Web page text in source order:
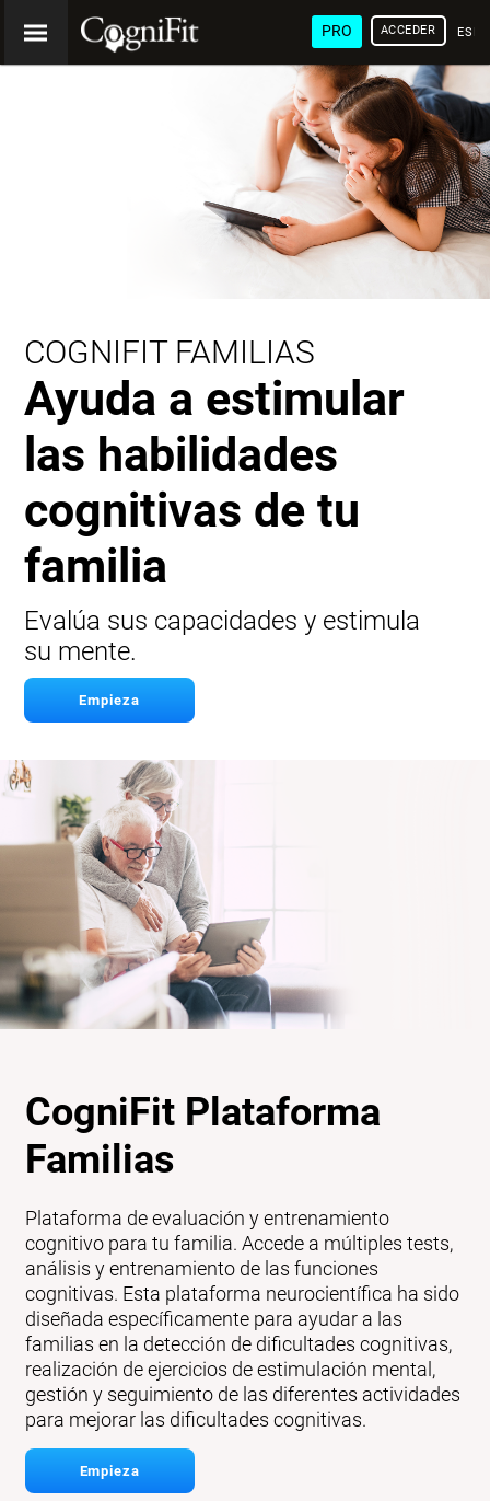
PRO ACCEDER
COGNIFIT FAMILIAS
Ayuda a estimular
las habilidades
cognitivas de tu
familia
Evalúa sus capacidades y estimula
su mente.
Empieza
CogniFit Plataforma
Familias
Plataforma de evaluación y entrenamiento
cognitivo para tu familia. Accede a múltiples tests,
análisis y entrenamiento de las funciones
cognitivas. Esta plataforma neurocientífica ha sido
diseñada específicamente para ayudar a las
familias en la detección de dificultades cognitivas,
realización de ejercicios de estimulación mental,
gestión y seguimiento de las diferentes actividades
para mejorar las dificultades cognitivas.
Empieza